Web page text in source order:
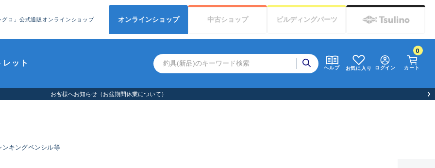
ロ」公式通販オンラインショップ
ヘルプ お気に入り ログイン カート
0
オンラインショップ 中古ショップ ビルディングパーツ
ット
お客様へお知らせ（お盆期間休業について）
ンキングペンシル等